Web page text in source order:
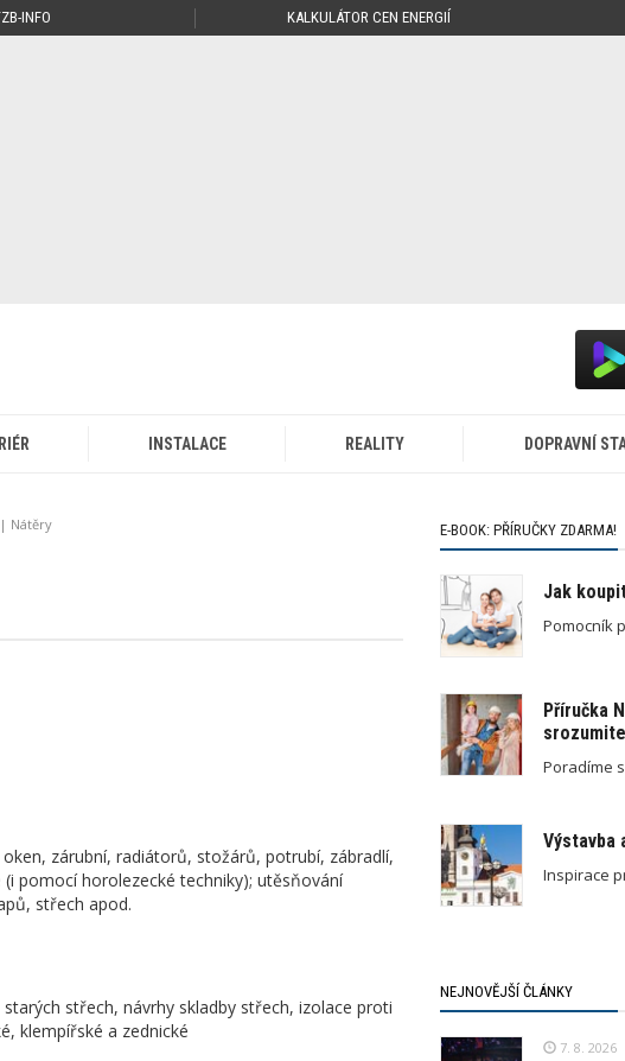
INFO KALKULÁTOR CEN ENERGIÍ
INSTALACE REALITY DOPRAVNÍ
| Nátěry
zárubní, radiátorů, stožárů, potrubí, zábradlí,
pomocí horolezecké techniky); utěsňování
střech apod.
střech, návrhy skladby střech, izolace proti
klempířské a zednické
E-BOOK: PŘÍRUČKY ZDARMA!
Jak
Pomocník
Příručka
Poradíme
Výstavba
Inspirace
NEJNOVĚJŠÍ ČLÁNKY
7. 8. 2026